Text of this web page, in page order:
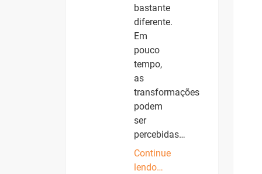
bastante
diferente.
Em
pouco
tempo,
as
transformações
podem
ser
percebidas…
Continue
lendo…